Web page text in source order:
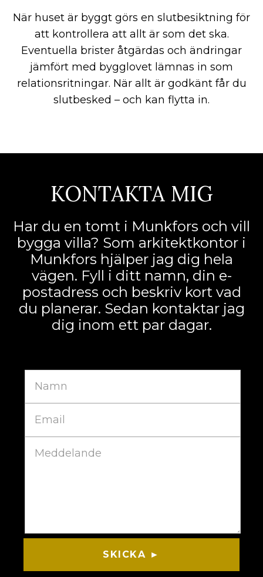
När huset är byggt görs en slutbesiktning för
att kontrollera att allt är som det ska.
Eventuella brister åtgärdas och ändringar
jämfört med bygglovet lämnas in som
relationsritningar. När allt är godkänt får du
slutbesked – och kan flytta in.
KONTAKTA MIG
Har du en tomt i Munkfors och vill
bygga villa? Som arkitektkontor i
Munkfors hjälper jag dig hela
vägen. Fyll i ditt namn, din e-
postadress och beskriv kort vad
du planerar. Sedan kontaktar jag
dig inom ett par dagar.
SKICKA ►